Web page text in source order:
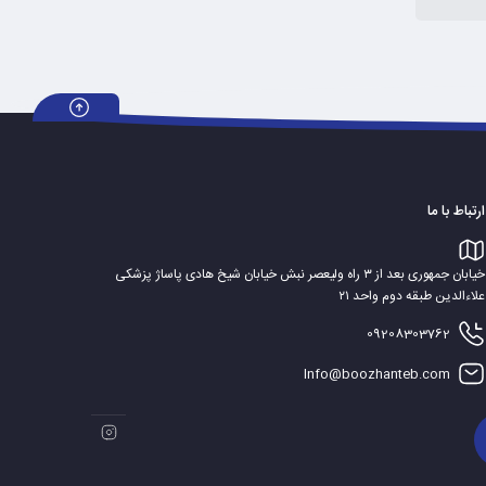
ارتباط با ما
خیابان جمهوری بعد از ۳ راه ولیعصر نبش خیابان شیخ هادی پاساژ پزشکی
علاءالدین طبقه دوم واحد ۲۱
09208303762
Info@boozhanteb.com